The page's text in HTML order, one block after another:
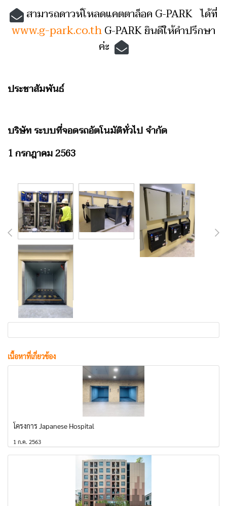
สามารถดาวห์โหลดแคตตาล็อค G-PARK ได้ที่
www.g-park.co.thG-PARK ยินดีให้คำปรึกษา
ค่ะ
ประชาสัมพันธ์
บริษัท ระบบที่จอดรถอัตโนมัติทั่วไป จำกัด
1 กรกฎาคม 2563
เนื้อหาที่เกี่ยวข้อง
โครงการ Japanese Hospital
1 ก.ค. 2563